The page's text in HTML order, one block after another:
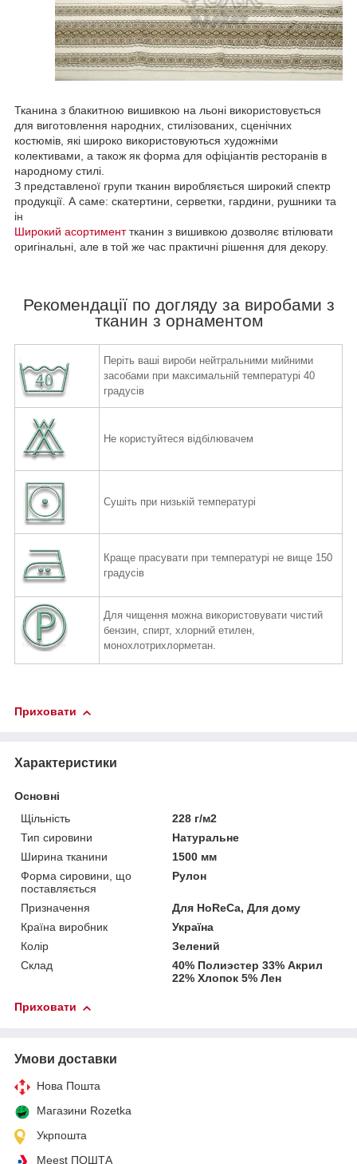
Тканина з блакитною вишивкою на льоні використовується
для виготовлення народних, стилізованих, сценічних
костюмів, які широко використовуються художніми
колективами, а також як форма для офіціантів ресторанів в
народному стилі.
З представленої групи тканин виробляється широкий спектр
продукції. А саме: скатертини, серветки, гардини, рушники та
ін
Широкий асортименттканин з вишивкою дозволяє втілювати
оригінальні, але в той же час практичні рішення для декору.
Рекомендації по догляду за виробами з
тканин з орнаментом
Періть ваші вироби нейтральними мийними
засобами при максимальній температурі 40
градусів
Не користуйтеся відбілювачем
Сушіть при низькій температурі
Краще прасувати при температурі не вище 150
градусів
Для чищення можна використовувати чистий
бензин, спирт, хлорний етилен,
монохлотрихлорметан.
Приховати
Характеристики
Основні
Щільність
228 г/м2
Тип сировини
Натуральне
Ширина тканини
1500 мм
Форма сировини, що
поставляється
Рулон
Призначення
Для HoReCa, Для дому
Країна виробник
Україна
Колір
Зелений
Склад
40% Полиэстер 33% Акрил
22% Хлопок 5% Лен
Приховати
Умови доставки
Нова Пошта
Магазини Rozetka
Укрпошта
Meest ПОШТА